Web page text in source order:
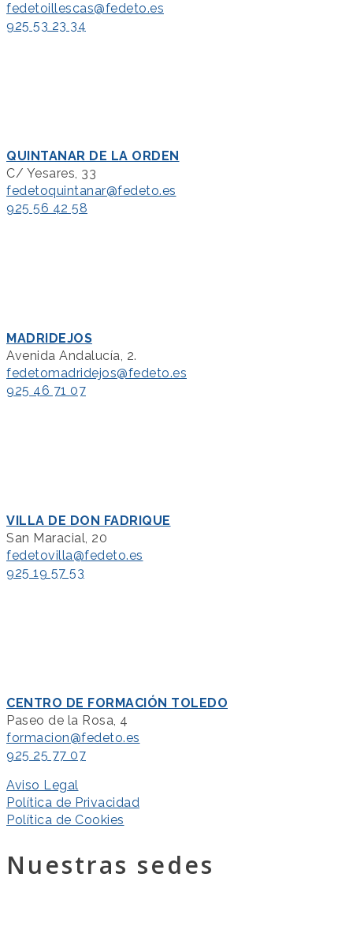
fedetoillescas@fedeto.es
925 53 23 34
QUINTANAR DE LA ORDEN
C/ Yesares, 33
fedetoquintanar@fedeto.es
925 56 42 58
MADRIDEJOS
Avenida Andalucía, 2.
fedetomadridejos@fedeto.es
925 46 71 07
VILLA DE DON FADRIQUE
San Maracial, 20
fedetovilla@fedeto.es
925 19 57 53
CENTRO DE FORMACIÓN TOLEDO
Paseo de la Rosa, 4
formacion@fedeto.es
925 25 77 07
Aviso Legal
Política de Privacidad
Política de Cookies
Nuestras sedes